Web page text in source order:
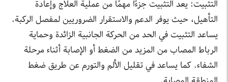
التثبيت: يعد التثبيت جزءًا مهمًا من عملية العلاج وإعادة
التأهيل، حيث يوفر الدعم والاستقرار الضروريين لمفصل الركبة.
يساعد التثبيت في الحد من الحركة الجانبية الزائدة وحماية
الرباط المصاب من المزيد من الضغط أو الإصابة أثناء مرحلة
الشفاء. كما يساعد في تقليل الألم والتورم عن طريق ضغط